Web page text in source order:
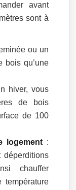
avant
sont à
ou un
bois qu’une
hiver, vous
de bois
de 100
logement:
déperditions
chauffer
température